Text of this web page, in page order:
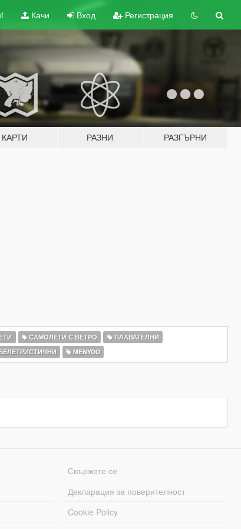
Качи Вход Регистрация
КАРТИ РАЗНИ РАЗГЪРНИ
САМОЛЕТИ С ВЕТРО
ПЛАВАТЕЛНИ
MENYOO
Свържете се
Декларация за поверителност
Cookie Policy